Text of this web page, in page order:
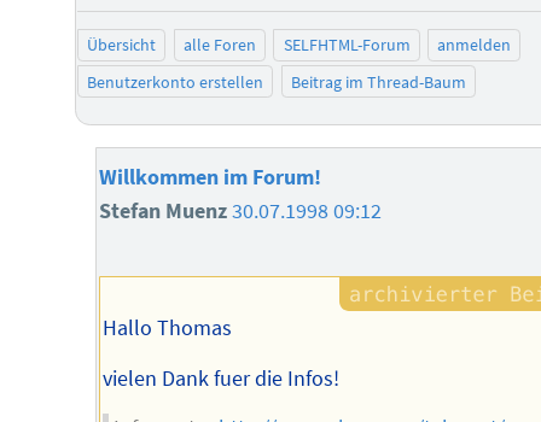
Übersicht alle Foren SELFHTML-Forum
anmelden
Benutzerkonto erstellen
Beitrag im Thread-Baum
Willkommen im Forum!
Stefan Muenz30.07.1998 09:12
Hallo Thomas
vielen Dank fuer die Infos!